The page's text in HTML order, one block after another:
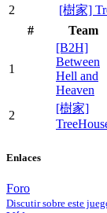
2
[樹家]
#
Team
1
[B2H]
Between
Hell and
Heaven
2
[樹家]
Enlaces
Foro
Discutir sobre este